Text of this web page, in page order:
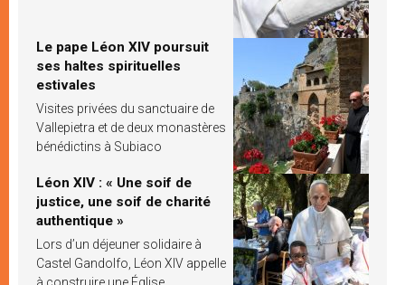
Le pape Léon XIV poursuit
ses haltes spirituelles
estivales
Visites privées du sanctuaire de
Vallepietra et de deux monastères
bénédictins à Subiaco
Léon XIV : « Une soif de
justice, une soif de charité
authentique »
Lors d’un déjeuner solidaire à
Castel Gandolfo, Léon XIV appelle
à construire une Église